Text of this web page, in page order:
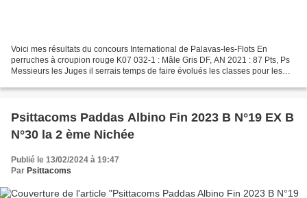
Voici mes résultats du concours International de Palavas-les-Flots En
perruches à croupion rouge K07 032-1 : Mâle Gris DF, AN 2021 : 87 Pts, Ps
Messieurs les Juges il serrais temps de faire évolués les classes pour les
Psittacoms Paddas Albino Fin 2023 B N°19 EX B
N°30 la 2 ème Nichée
Publié le 13/02/2024 à 19:47
Par Psittacoms